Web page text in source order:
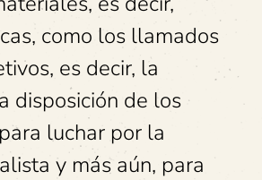
como los llamados
es decir, la
disposición de los
luchar por la
y más aún, para